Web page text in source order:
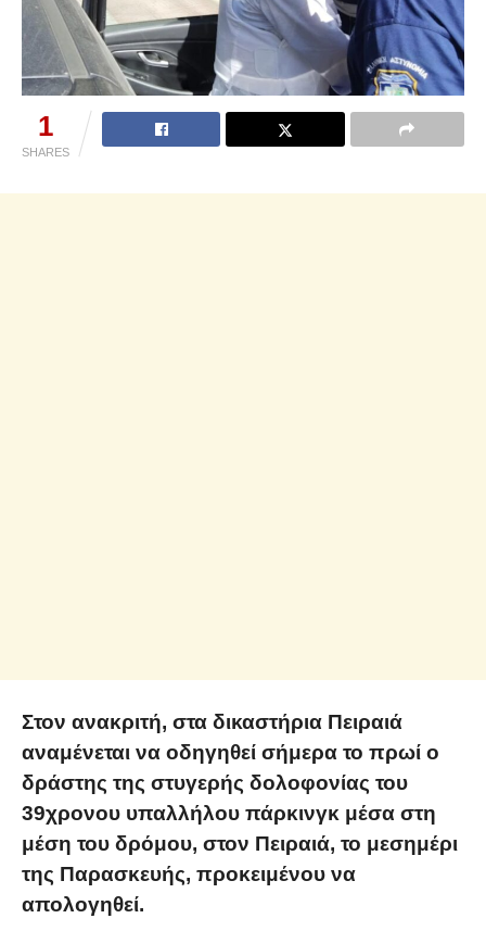
1
SHARES
Στον ανακριτή, στα δικαστήρια Πειραιά
αναμένεται να οδηγηθεί σήμερα το πρωί ο
δράστης της στυγερής δολοφονίας του
39χρονου υπαλλήλου πάρκινγκ μέσα στη
μέση του δρόμου, στον Πειραιά, το μεσημέρι
της Παρασκευής, προκειμένου να
απολογηθεί.